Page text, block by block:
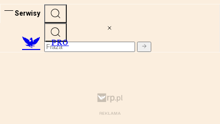
Serwisy
PRO